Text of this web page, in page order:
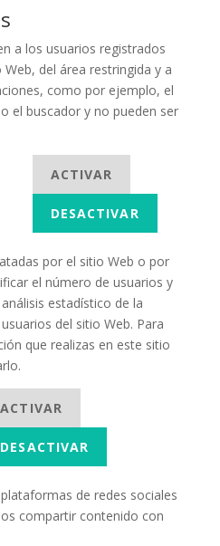
a los usuarios registrados
del área restringida y a
como por ejemplo, el
el buscador y no pueden ser
ACTIVAR
DESACTIVAR
por el sitio Web o por
el número de usuarios y
estadístico de la
del sitio Web. Para
que realizas en este sitio
ACTIVAR
DESACTIVAR
de redes sociales
compartir contenido con